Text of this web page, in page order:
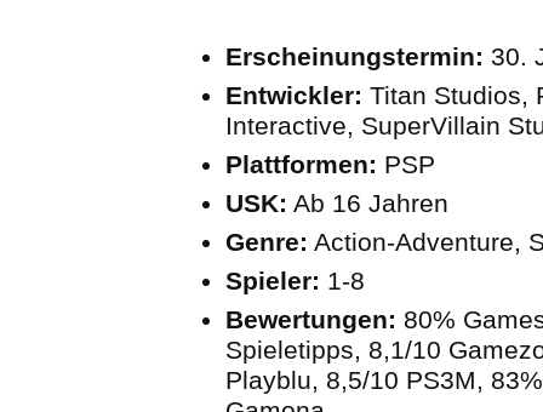
Erscheinungstermin: 30.
Entwickler: Titan Studios,
Interactive, SuperVillain
Plattformen: PSP
USK: Ab 16 Jahren
Genre: Action-Adventure,
Spieler: 1-8
Bewertungen: 80%
Spieletipps, 8,1/10
Playblu, 8,5/10 PS3M,